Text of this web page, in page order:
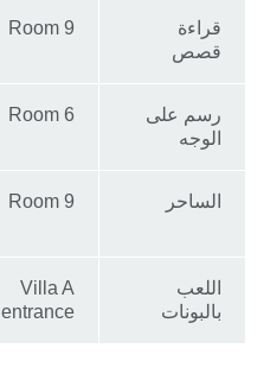
قراءة
قصص
Room 9
رسم على
الوجه
Room 6
الساحر Room 9
اللعب
بالبونات
Villa A
entrance